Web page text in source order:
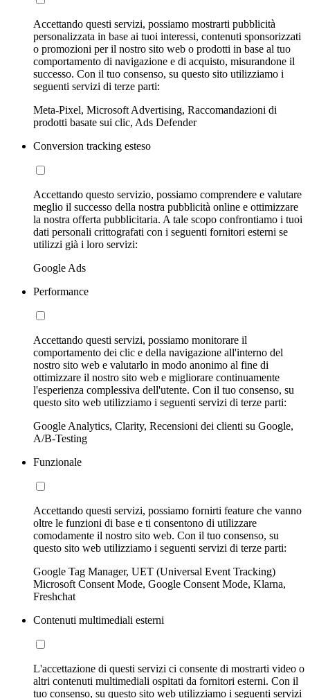
Accettando questi servizi, possiamo mostrarti pubblicità
personalizzata in base ai tuoi interessi, contenuti sponsorizzati
o promozioni per il nostro sito web o prodotti in base al tuo
comportamento di navigazione e di acquisto, misurandone il
successo. Con il tuo consenso, su questo sito utilizziamo i
seguenti servizi di terze parti:
Meta-Pixel, Microsoft Advertising, Raccomandazioni di
prodotti basate sui clic, Ads Defender
Conversion tracking esteso
Accettando questo servizio, possiamo comprendere e valutare
meglio il successo della nostra pubblicità online e ottimizzare
la nostra offerta pubblicitaria. A tale scopo confrontiamo i tuoi
dati personali crittografati con i seguenti fornitori esterni se
utilizzi già i loro servizi:
Google Ads
Performance
Accettando questi servizi, possiamo monitorare il
comportamento dei clic e della navigazione all'interno del
nostro sito web e valutarlo in modo anonimo al fine di
ottimizzare il nostro sito web e migliorare continuamente
l'esperienza complessiva dell'utente. Con il tuo consenso, su
questo sito web utilizziamo i seguenti servizi di terze parti:
Google Analytics, Clarity, Recensioni dei clienti su Google,
A/B-Testing
Funzionale
Accettando questi servizi, possiamo fornirti feature che vanno
oltre le funzioni di base e ti consentono di utilizzare
comodamente il nostro sito web. Con il tuo consenso, su
questo sito web utilizziamo i seguenti servizi di terze parti:
Google Tag Manager, UET (Universal Event Tracking)
Microsoft Consent Mode, Google Consent Mode, Klarna,
Freshchat
Contenuti multimediali esterni
L'accettazione di questi servizi ci consente di mostrarti video o
altri contenuti multimediali ospitati da fornitori esterni. Con il
tuo consenso, su questo sito web utilizziamo i seguenti servizi